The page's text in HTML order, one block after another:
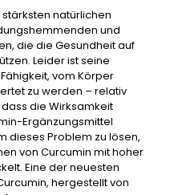
natürlichen
und
die die Gesundheit auf
Leider ist seine
vom Körper
zu werden – relativ
die Wirksamkeit
Ergänzungsmittel
dieses Problem zu lösen,
von Curcumin mit hoher
Eine der neuesten
hergestellt von